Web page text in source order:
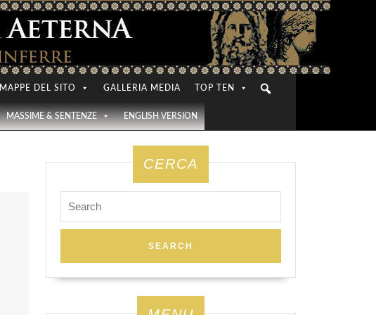
MAPPE DEL SITO GALLERIA MEDIA TOP TEN
MASSIME & SENTENZE ENGLISH VERSION
CERCA
for: